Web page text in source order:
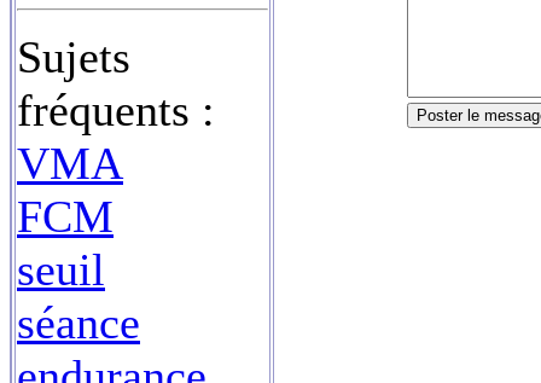
Sujets
fréquents :
VMA
FCM
seuil
séance